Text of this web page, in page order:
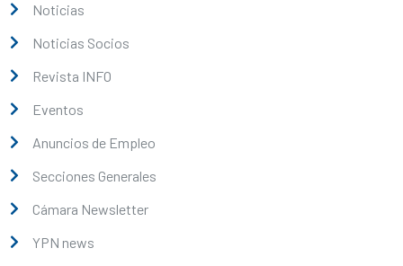
Noticias
Noticias Socios
Revista INFO
Eventos
Anuncios de Empleo
Secciones Generales
Cámara Newsletter
YPN news